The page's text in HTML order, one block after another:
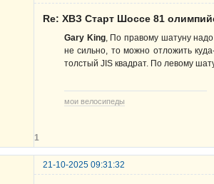
Re: ХВЗ Старт Шоссе 81
Gary King, По правому шатуну надо
не сильно, то можно отложить
толстый JIS квадрат. По левому
мои велосипеды
1
21-10-2025 09:31:32